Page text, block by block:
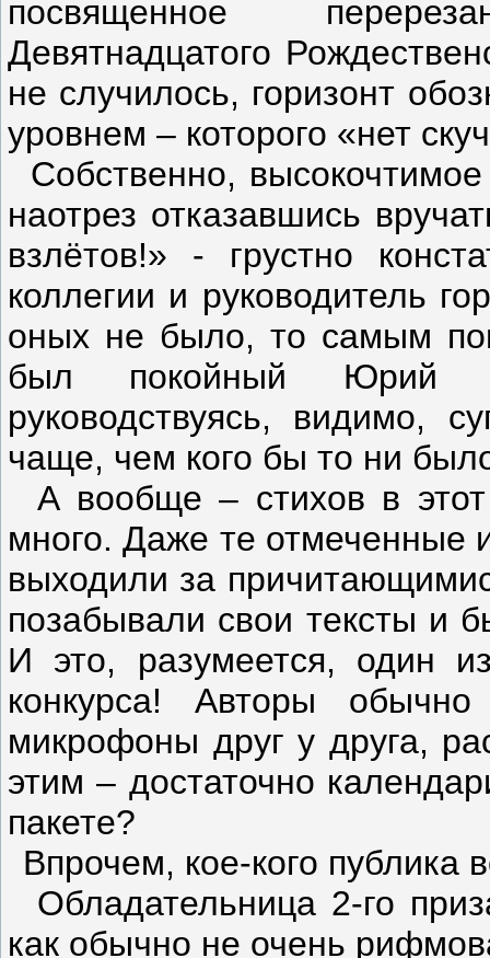
посвященное
Девятнадцатого
не случилось, горизонт
уровнем – которого «нет
Собственно,
наотрез отказавшись
взлётов!» - грустно
коллегии и руководитель
оных не было, то самым
был покойный Юрий
руководствуясь, видимо,
чаще, чем кого бы то ни
А вообще – стихов в
много. Даже те отмеченные
выходили за
позабывали свои тексты и
И это, разумеется, один
конкурса! Авторы
микрофоны друг у друга,
этим – достаточно
пакете?
Впрочем, кое-кого публика
Обладательница 2-го
как обычно не очень